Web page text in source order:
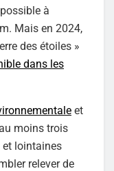
à
Mais en 2024,
des étoiles »
dans les
et
moins trois
et lointaines
relever de